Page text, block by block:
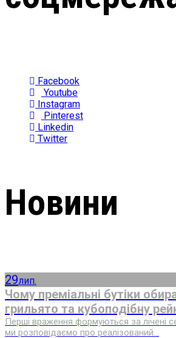
Facebook
Youtube
Instagram
Pinterest
Linkedin
Twitter
Новини
29лип.
Чому преміальні бутіки
грильято та кубоподібну
Перші враження формуються за лічені
ми розповідаємо про реалізований...